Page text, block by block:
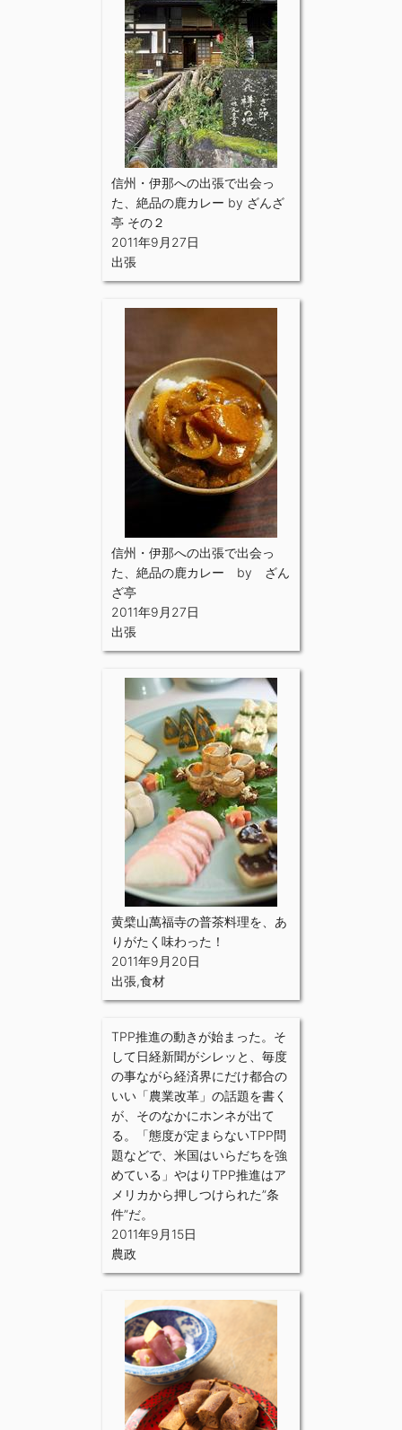
信州・伊那への出張で出会っ
た、絶品の鹿カレー by ざんざ
亭 その２
2011年9月27日
出張
信州・伊那への出張で出会っ
た、絶品の鹿カレー by ざん
ざ亭
2011年9月27日
出張
黄檗山萬福寺の普茶料理を、あ
りがたく味わった！
2011年9月20日
出張,食材
TPP推進の動きが始まった。そ
して日経新聞がシレッと、毎度
の事ながら経済界にだけ都合の
いい「農業改革」の話題を書く
が、そのなかにホンネが出て
る。「態度が定まらないTPP問
題などで、米国はいらだちを強
めている」やはりTPP推進はア
メリカから押しつけられた”条
件”だ。
2011年9月15日
農政